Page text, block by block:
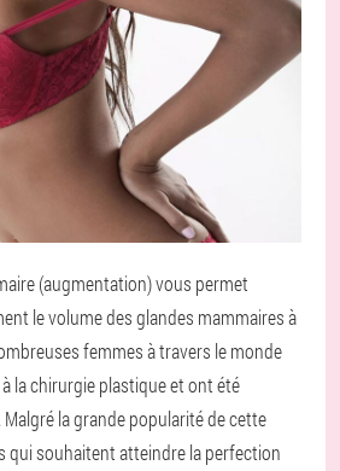
(augmentation) vous permet
le volume des glandes mammaires à
femmes à travers le monde
la chirurgie plastique et ont été
la grande popularité de cette
qui souhaitent atteindre la perfection